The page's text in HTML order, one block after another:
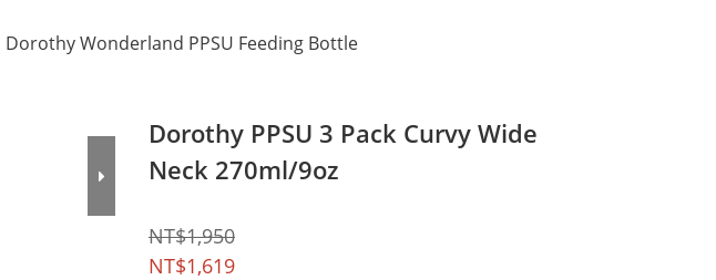
Dorothy Wonderland PPSU Feeding Bottle
Dorothy PPSU 3 Pack Curvy Wide
Neck 270ml/9oz
NT$1,950
NT$1,619